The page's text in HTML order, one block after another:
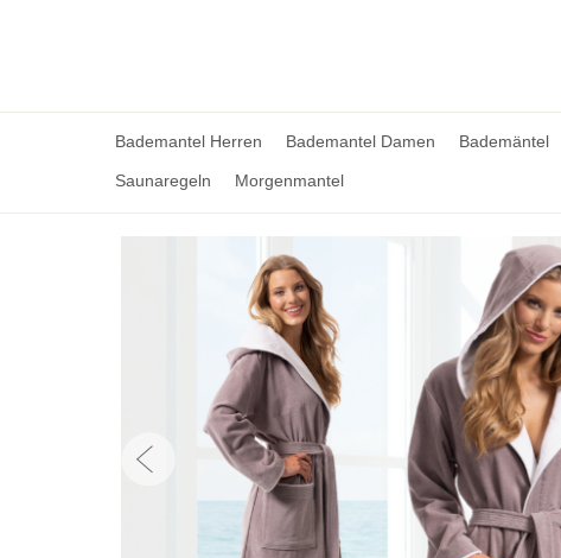
Bademantel Herren Bademantel Damen Bademäntel
Saunaregeln Morgenmantel